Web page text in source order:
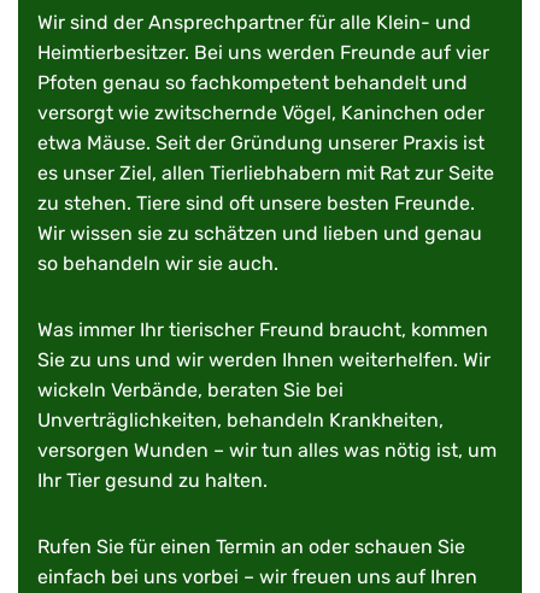
Wir sind der Ansprechpartner für alle Klein- und
Heimtierbesitzer. Bei uns werden Freunde auf vier
Pfoten genau so fachkompetent behandelt und
versorgt wie zwitschernde Vögel, Kaninchen oder
etwa Mäuse. Seit der Gründung unserer Praxis ist
es unser Ziel, allen Tierliebhabern mit Rat zur Seite
zu stehen. Tiere sind oft unsere besten Freunde.
Wir wissen sie zu schätzen und lieben und genau
so behandeln wir sie auch.
Was immer Ihr tierischer Freund braucht, kommen
Sie zu uns und wir werden Ihnen weiterhelfen. Wir
wickeln Verbände, beraten Sie bei
Unverträglichkeiten, behandeln Krankheiten,
versorgen Wunden – wir tun alles was nötig ist, um
Ihr Tier gesund zu halten.
Rufen Sie für einen Termin an oder schauen Sie
einfach bei uns vorbei – wir freuen uns auf Ihren